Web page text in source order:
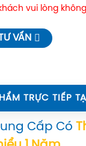
vui lòng
VẤN
TRỰC TIẾP
Cấp Có